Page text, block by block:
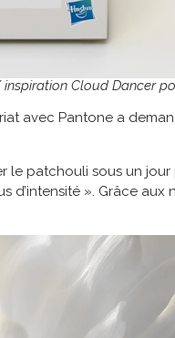
Cloud Dancer
avec Pantone a
patchouli sous un
». Grâce